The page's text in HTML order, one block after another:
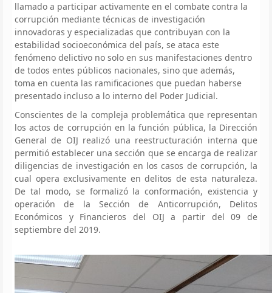
llamado a participar activamente en el combate contra la
corrupción mediante técnicas de investigación
innovadoras y especializadas que contribuyan con la
estabilidad socioeconómica del país, se ataca este
fenómeno delictivo no solo en sus manifestaciones dentro
de todos entes públicos nacionales, sino que además,
toma en cuenta las ramificaciones que puedan haberse
presentado incluso a lo interno del Poder Judicial.
Conscientes de la compleja problemática que representan
los actos de corrupción en la función pública, la Dirección
General de OIJ realizó una reestructuración interna que
permitió establecer una sección que se encarga de realizar
diligencias de investigación en los casos de corrupción, la
cual opera exclusivamente en delitos de esta naturaleza.
De tal modo, se formalizó la conformación, existencia y
operación de la Sección de Anticorrupción, Delitos
Económicos y Financieros del OIJ a partir del 09 de
septiembre del 2019.